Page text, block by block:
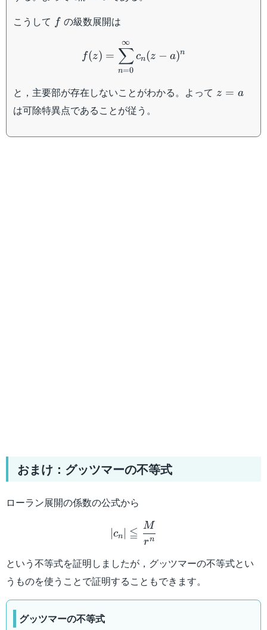
>
0
0
こうして ff の級数展開は
f(z) =
n=0
∑
∞
cn(z − a)n
と，主要部が存在しないことがわかる。よって z=a
z = a
は可除特異点であることが従う。
おまけ：グッツマーの不等式
ローラン展開の係数の公式から
|c_n| \leqq
cn ≦ rn
M
という不等式を証明しましたが，グッツマーの不等式とい
うものを使うことで証明することもできます。
グッツマーの不等式